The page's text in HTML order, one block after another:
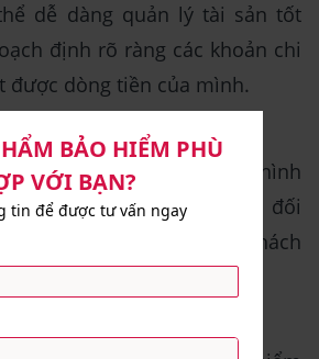
dễ dàng quản lý tài sản tốt
định rõ ràng các khoản chi
được dòng tiền của mình.
Bancassurance
ưu điểm thì mô hình
có những nhược điểm đối
ty bảo hiểm và cả khách